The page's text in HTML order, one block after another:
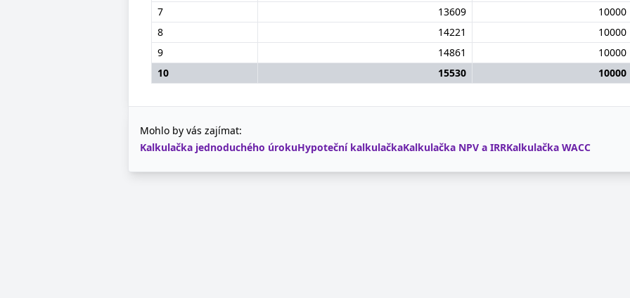
7
13609
10000
8
14221
10000
9
14861
10000
10
15530 10000
Mohlo by vás zajímat:
Kalkulačka jednoduchého úrokuHypoteční kalkulačkaKalkulačka NPV a IRRKalkulačka WACC